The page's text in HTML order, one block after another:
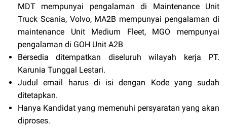
MDT mempunyai pengalaman di Maintenance Unit
Truck Scania, Volvo, MA2B mempunyai pengalaman di
maintenance Unit Medium Fleet, MGO mempunyai
pengalaman di GOH Unit A2B
Bersedia ditempatkan diseluruh wilayah kerja PT.
Karunia Tunggal Lestari.
Judul email harus di isi dengan Kode yang sudah
ditetapkan.
Hanya Kandidat yang memenuhi persyaratan yang akan
diproses.